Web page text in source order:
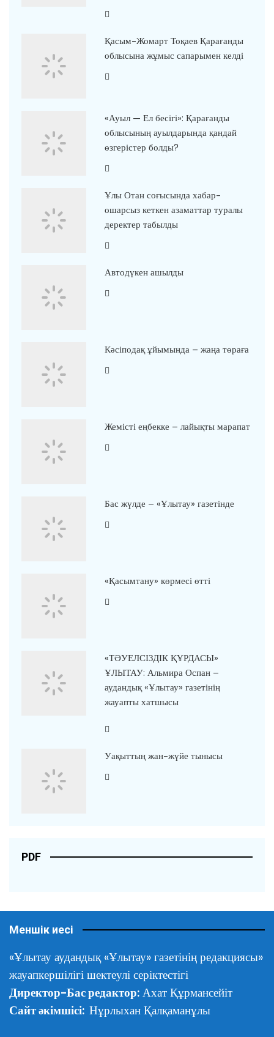
Қасым-Жомарт Тоқаев Қарағанды
облысына жұмыс сапарымен келді
«Ауыл — Ел бесігі»: Қарағанды
облысының ауылдарында қандай
өзгерістер болды?
Ұлы Отан соғысында хабар-
ошарсыз кеткен азаматтар туралы
деректер табылды
Автодүкен ашылды
Кәсіподақ ұйымында – жаңа төраға
Жемісті еңбекке – лайықты марапат
Бас жүлде – «Ұлытау» газетінде
«Қасымтану» көрмесі өтті
«ТӘУЕЛСІЗДІК ҚҰРДАСЫ»
ҰЛЫТАУ: Альмира Оспан –
аудандық «Ұлытау» газетінің
жауапты хатшысы
Уақыттың жан-жүйе тынысы
PDF
Меншік иесі
«Ұлытау аудандық «Ұлытау» газетінің редакциясы»
жауапкершілігі шектеулі серіктестігі
Директор-Бас редактор: Ахат Құрмансейіт
Сайт әкімшісі: Нұрлыхан Қалқаманұлы